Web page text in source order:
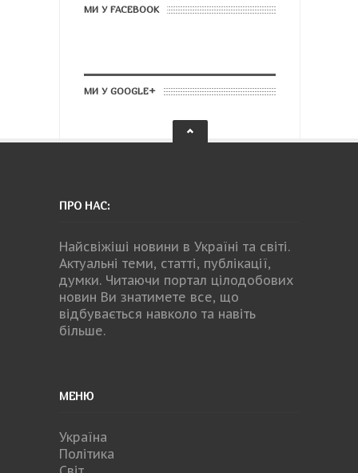
МИ У FACEBOOK
МИ У GOOGLE+
ПРО НАС:
Найсвіжіші новини в Україні та світі.
Актуальні теми, статті, публікації,
думки. Читаючи портал цілодобових
новин Ви знатимете все, що
відбувається навколо та навіть
більше.
МЕНЮ
Україна
Політика